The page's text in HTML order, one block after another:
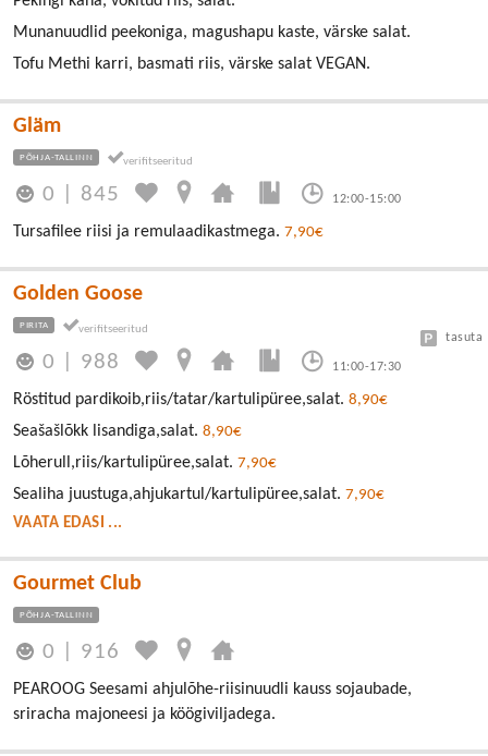
Munanuudlid peekoniga, magushapu kaste, värske salat.
Tofu Methi karri, basmati riis, värske salat VEGAN.
Gläm
PÕHJA-TALLINN
0 845 12:00-15:00
Tursafilee riisi ja remulaadikastmega. 7,90€
Golden Goose
PIRITA
0 988 11:00-17:30
tasuta
Röstitud pardikoib,riis/tatar/kartulipüree,salat. 8,90€
Seašašlõkk lisandiga,salat. 8,90€
Lõherull,riis/kartulipüree,salat. 7,90€
Sealiha juustuga,ahjukartul/kartulipüree,salat. 7,90€
VAATA EDASI ...
Gourmet Club
PÕHJA-TALLINN
0 916
PEAROOG Seesami ahjulõhe-riisinuudli kauss sojaubade,
sriracha majoneesi ja köögiviljadega.